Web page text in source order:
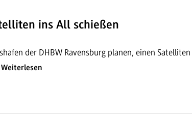
ins All schießen
der DHBW Ravensburg planen, einen
Weiterlesen